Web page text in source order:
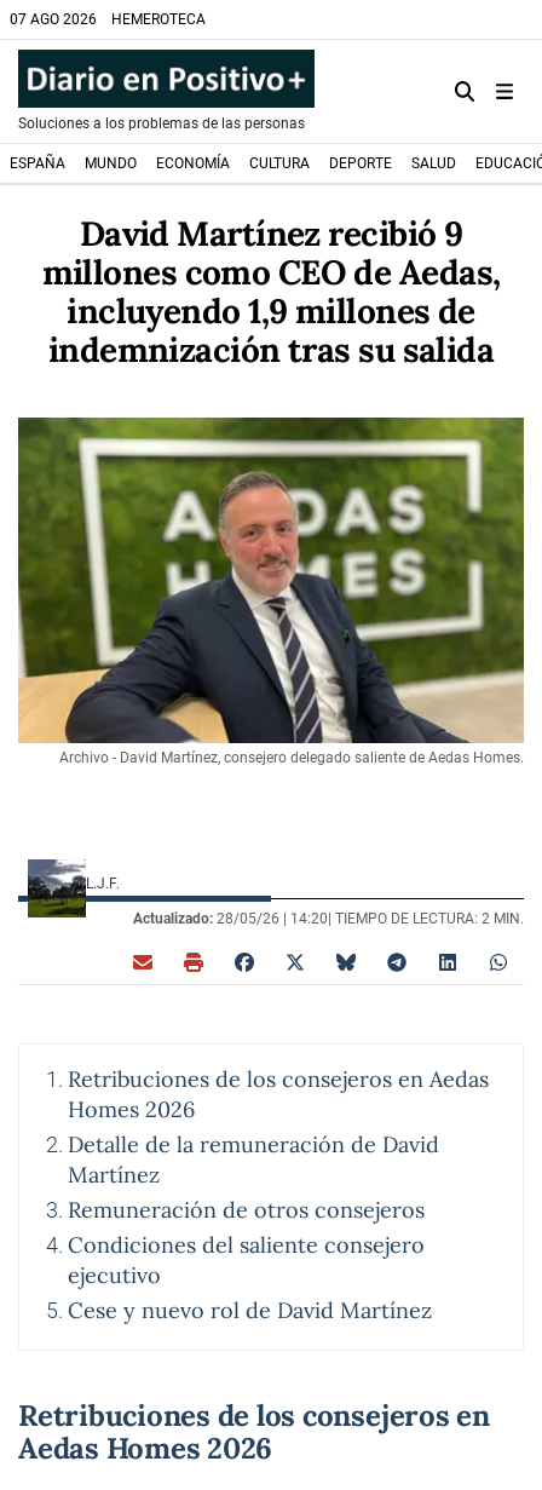
07 AGO 2026 HEMEROTECA
Soluciones a los problemas de las personas
ESPAÑA MUNDO ECONOMÍA CULTURA DEPORTE SALUD
David Martínez recibió 9
millones como CEO de Aedas,
incluyendo 1,9 millones de
indemnización tras su salida
Archivo - David Martínez, consejero delegado saliente de Aedas Homes.
L.J.F.
Actualizado: 28/05/26 | 14:20 | TIEMPO DE LECTURA: 2 MIN.
Retribuciones de los consejeros en Aedas
Homes 2026
Detalle de la remuneración de David
Martínez
Remuneración de otros consejeros
Condiciones del saliente consejero
ejecutivo
Cese y nuevo rol de David Martínez
Retribuciones de los consejeros en
Aedas Homes 2026